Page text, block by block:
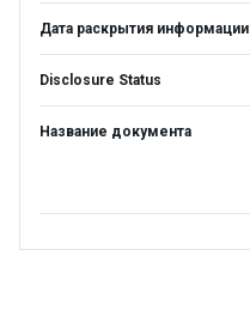
Дата раскрытия информации
Disclosure Status
Название документа